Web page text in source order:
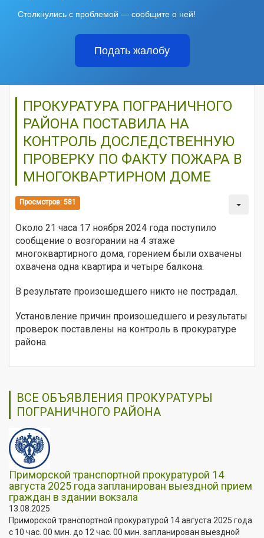
Столкнулись с проблемой — сообщите о ней!
Подать жалобу
ПРОКУРАТУРА ПОГРАНИЧНОГО
РАЙОНА ПОСТАВИЛА НА
КОНТРОЛЬ ДОСЛЕДСТВЕННУЮ
ПРОВЕРКУ ПО ФАКТУ ПОЖАРА В
МНОГОКВАРТИРНОМ ДОМЕ
Просмотров: 581
Около 21 часа 17 ноября 2024 года поступило
сообщение о возгорании на 4 этаже
многоквартирного дома, горением были охвачены
охвачена одна квартира и четыре балкона.
В результате произошедшего никто не пострадал.
Установление причин произошедшего и результаты
проверок поставлены на контроль в прокуратуре
района.
ВСЕ ОБЪЯВЛЕНИЯ ПРОКУРАТУРЫ
ПОГРАНИЧНОГО РАЙОНА
Приморской транспортной прокуратурой 14
августа 2025 года запланирован выездной прием
граждан в здании вокзала
13.08.2025
Приморской транспортной прокуратурой 14 августа 2025 года
с 10 час. 00 мин. до 12 час. 00 мин. запланирован выездной